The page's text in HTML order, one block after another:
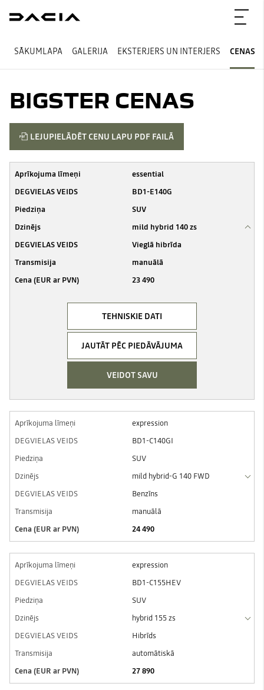
SĀKUMLAPA GALERIJA EKSTERJERS UN INTERJERS CENAS
BIGSTER CENAS
LEJUPIELĀDĒT CENU LAPU PDF FAILĀ
essential
BD1-E140G
SUV
mild hybrid 140 zs
Vieglā hibrīda
manuālā
23 490
TEHNISKIE DATI
JAUTĀT PĒC PIEDĀVĀJUMA
VEIDOT SAVU
expression
BD1-C140GI
SUV
mild hybrid-G 140 FWD
Benzīns
manuālā
24 490
expression
BD1-C155HEV
SUV
hybrid 155 zs
Hibrīds
automātiskā
27 890